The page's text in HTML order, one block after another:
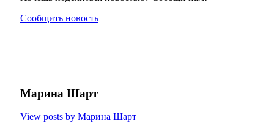
Сообщить новость
Марина Шарт
View posts by Марина Шарт